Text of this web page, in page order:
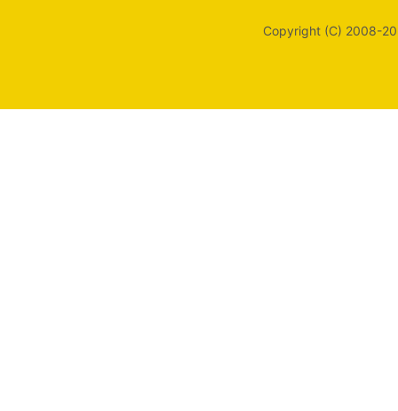
Copyright (C) 2008-